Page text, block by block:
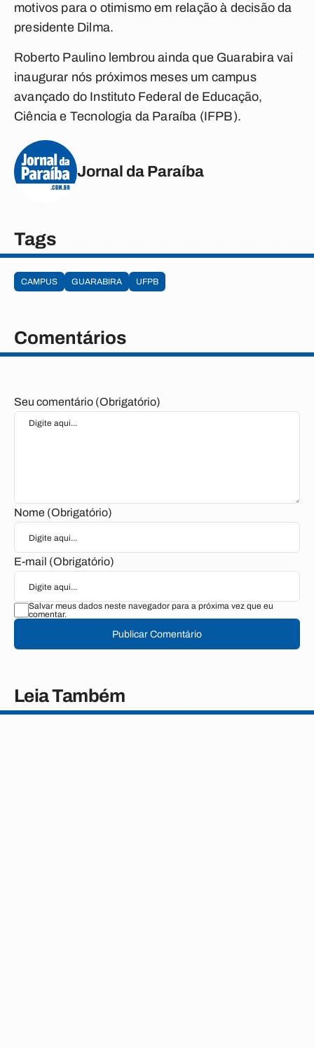
motivos para o otimismo em relação à decisão da
presidente Dilma.
Roberto Paulino lembrou ainda que Guarabira vai
inaugurar nós próximos meses um campus
avançado do Instituto Federal de Educação,
Ciência e Tecnologia da Paraíba (IFPB).
Jornal da Paraíba
Tags
CAMPUS GUARABIRA UFPB
Comentários
Seu comentário (Obrigatório)
Nome (Obrigatório)
E-mail (Obrigatório)
Salvar meus dados neste navegador para a próxima vez que eu
comentar.
Publicar Comentário
Leia Também